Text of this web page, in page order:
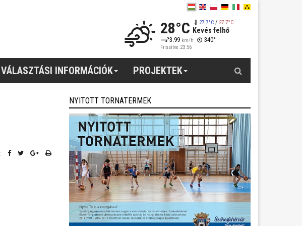
28°C 27.7°C/ 27.7°C
Kevés felhő
3.99 km/h 340°
Frissítve: 23:56
VÁLASZTÁSI INFORMÁCIÓK PROJEKTEK
NYITOTT TORNATERMEK